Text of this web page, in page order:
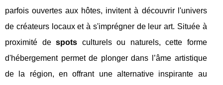
parfois ouvertes aux hôtes, invitent à découvrir l'univers
de créateurs locaux et à s'imprégner de leur art. Située à
proximité despots culturels ou naturels, cette forme
d'hébergement permet de plonger dans l’âme artistique
de la région, en offrant une alternative inspirante au